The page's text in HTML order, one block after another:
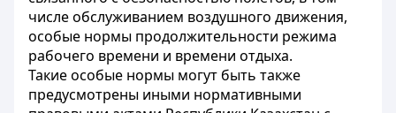
числе обслуживанием воздушного движения,
особые нормы продолжительности режима
рабочего времени и времени отдыха.
Такие особые нормы могут быть также
предусмотрены иными нормативными